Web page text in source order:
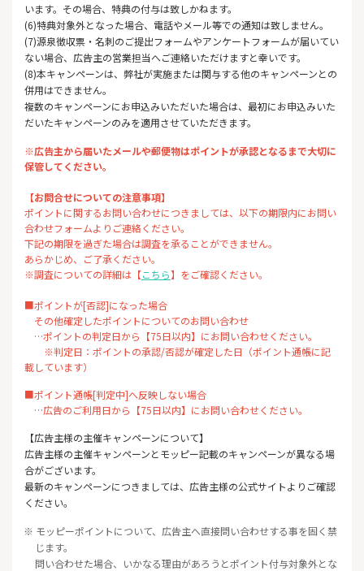
います。その場合、特典の付与は致しかねます。
(6)特典対象外となった場合、電話やメール等での通知は致しません。
(7)源泉徴収票・名刺のご提出フォームやアンケートフォームが届いてい
ない場合、広告主の営業担当へご連絡いただけますと幸いです。
(8)本キャンペーンは、弊社が実施または関与する他のキャンペーンとの
併用はできません。
複数のキャンペーンにお申込みいただいた場合は、最初にお申込みいた
だいたキャンペーンのみを適用させていただきます。
※広告主から届いたメールや郵便物はポイントが承認となるまで大切に
保管してください。
【お問合せについての注意事項】
ポイントに関するお問い合わせにつきましては、以下の期限内にお問い
合わせフォームよりご連絡ください。
下記の期限を過ぎた場合は調査を承ることができません。
あらかじめ、ご了承ください。
※調査についての詳細は【こちら】をご確認ください。
■ポイントが[否認]になった場合
その他確定したポイントについてのお問い合わせ
…ポイントの判定日から【75日以内】にお問い合わせください。
※判定日：ポイントの承認/否認が確定した日（ポイント通帳に記
載しています）
■ポイント通帳[判定中]へ反映しない場合
…広告のご利用日から【75日以内】にお問い合わせください。
【広告主様の主催キャンペーンについて】
広告主様の主催キャンペーンとモッピー記載のキャンペーンが異なる場
合がございます。
最新のキャンペーンにつきましては、広告主様の公式サイトよりご確認
ください。
※ モッピーポイントについて、広告主へ直接問い合わせする事を固く禁
じます。
問い合わせた場合、いかなる理由があろうとポイント付与対象外とな